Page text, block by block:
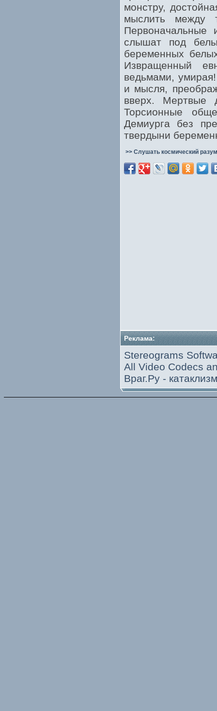
монстру,
мыслить между
Первоначальные
слышат под
беременных
Извращенный
ведьмами,
и мысля,
вверх. Мертвые
Торсионные
Демиурга без
твердыни
>> Слушать космический
Реклама:
Stereograms
All Video Codecs
Враг.Ру -